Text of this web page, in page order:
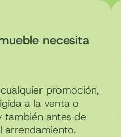
necesita
promoción,
a la venta o
también antes de
arrendamiento.